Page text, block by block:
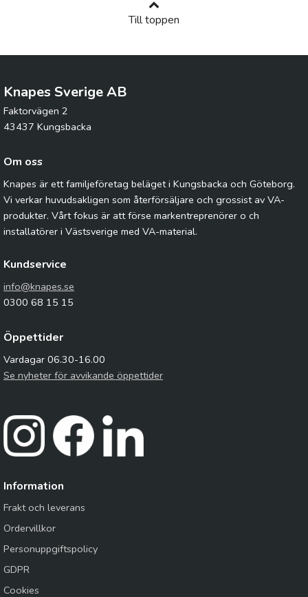
Till toppen
Knapes Sverige AB
Faktorvägen 2
43437 Kungsbacka
Om oss
Knapes är ett familjeföretag beläget i Kungsbacka och Göteborg.
Vi verkar huvudsakligen som återförsäljare och grossist av VA-
produkter. Vårt fokus är att förse markentreprenörer o ch
installatörer i Västsverige med VA-material.
Kundservice
info@knapes.se
0300 68 15 15
Öppettider
Vardagar 06.30-16.00
Se nyheter för avvikande öppettider
Information
Frakt och leverans
Ordervillkor
Personuppgiftspolicy
GDPR
Cookies